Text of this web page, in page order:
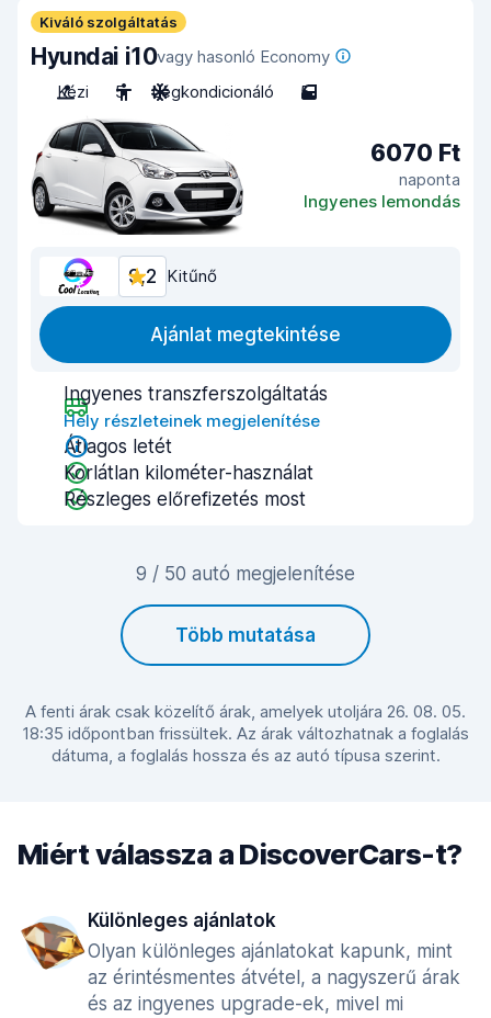
Kiváló szolgáltatás
Hyundai i10vagy hasonló Economy
Kézi
5 Légkondicionáló 5
6070 Ft
naponta
Ingyenes lemondás
9,2 Kitűnő
Ajánlat megtekintése
Ingyenes transzferszolgáltatás
Hely részleteinek megjelenítése
Átlagos letét
Korlátlan kilométer-használat
Részleges előrefizetés most
9 / 50 autó megjelenítése
Több mutatása
A fenti árak csak közelítő árak, amelyek utoljára 26. 08. 05.
18:35 időpontban frissültek. Az árak változhatnak a foglalás
dátuma, a foglalás hossza és az autó típusa szerint.
Miért válassza a DiscoverCars-t?
Különleges ajánlatok
Olyan különleges ajánlatokat kapunk, mint
az érintésmentes átvétel, a nagyszerű árak
és az ingyenes upgrade-ek, mivel mi